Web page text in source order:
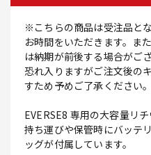
※こちらの商品は受注品と
お時間をいただきます。ま
は納期が前後する場合がござ
恐れ入りますがご注文後の
すため予めご了承ください。
EVERSE8 専用の大容量リ
持ち運びや保管時にバッテ
ッグが付属しています。